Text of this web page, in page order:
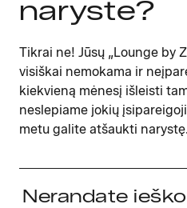
naryste?
Tikrai ne! Jūsų „Lounge by
visiškai nemokama ir
kiekvieną mėnesį išleisti
neslepiame jokių
metu galite atšaukti narystę.
Nerandate